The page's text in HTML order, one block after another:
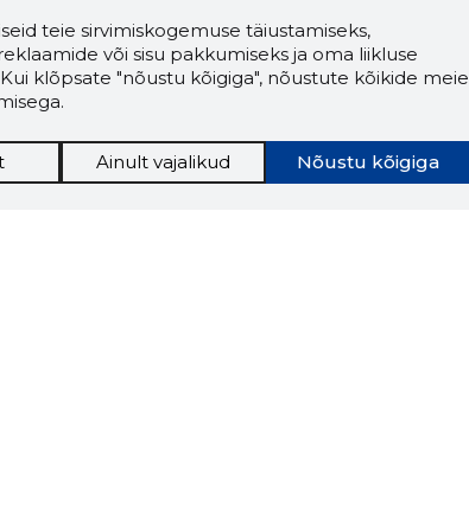
teie sirvimiskogemuse täiustamiseks,
või sisu pakkumiseks ja oma liikluse
klõpsate "nõustu kõigiga", nõustute kõikide meie
Nõustu kõigiga
Ainult vajalikud